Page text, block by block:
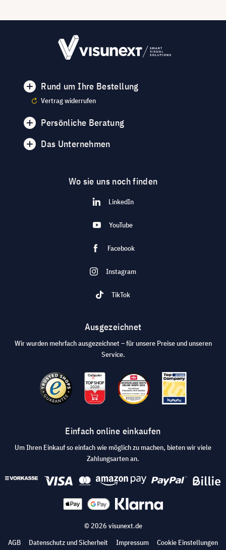
Rund um Ihre Bestellung
Vertrag widerrufen
Persönliche Beratung
Das Unternehmen
Wo sie uns noch finden
LinkedIn
YouTube
Facebook
Instagram
TikTok
Ausgezeichnet
Wir wurden mehrfach ausgezeichnet – für unsere Preise und unseren
Service.
Einfach online einkaufen
Um Ihren Einkauf so einfach wie möglich zu machen, bieten wir viele
Zahlungsarten an.
© 2026 visunext.de
AGB
Datenschutz und Sicherheit Impressum Cookie Einstellungen